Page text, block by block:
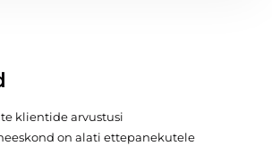
klientide arvustusi
on alati ettepanekutele